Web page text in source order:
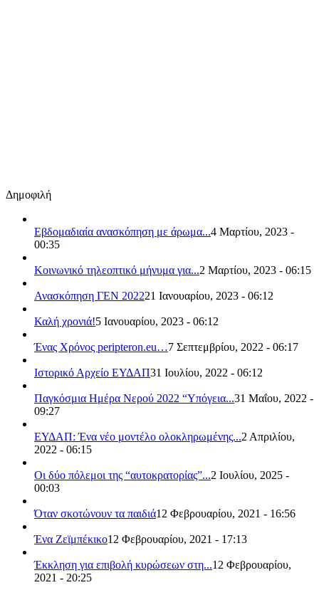
Δημοφιλή
Εβδομαδιαία ανασκόπηση με άρωμα...4 Μαρτίου, 2023 -
00:35
Κοινωνικό τηλεοπτικό μήνυμα για...2 Μαρτίου, 2023 - 06:15
Ανασκόπηση ΓΕΝ 202221 Ιανουαρίου, 2023 - 06:12
Καλή χρονιά!5 Ιανουαρίου, 2023 - 06:12
Ένας Χρόνος peripteron.eu…7 Σεπτεμβρίου, 2022 - 06:17
Ιστορικό Αρχείο ΕΥΔΑΠ31 Ιουλίου, 2022 - 06:12
Παγκόσμια Ημέρα Νερού 2022 “Υπόγεια...31 Μαΐου, 2022 -
09:27
ΕΥΔΑΠ: Ένα νέο μοντέλο ολοκληρωμένης...2 Απριλίου,
2022 - 06:15
Οι δύο πόλεμοι της “αυτοκρατορίας”...2 Ιουλίου, 2025 -
00:03
Όταν σκοτώνουν τα παιδιά12 Φεβρουαρίου, 2021 - 16:56
Ένα Ζεϊμπέκικο12 Φεβρουαρίου, 2021 - 17:13
Έκκληση για επιβολή κυρώσεων στη...12 Φεβρουαρίου,
2021 - 20:25